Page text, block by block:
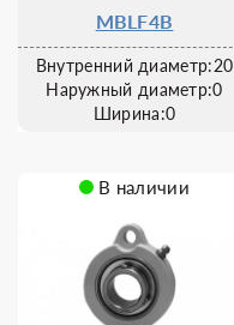
MBLF4B
Внутренний диаметр:20
Наружный диаметр:0
Ширина:0
В наличии